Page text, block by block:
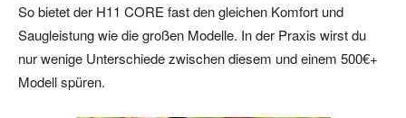
So bietet der H11 CORE fast den gleichen Komfort und
Saugleistung wie die großen Modelle. In der Praxis wirst du
nur wenige Unterschiede zwischen diesem und einem 500€+
Modell spüren.